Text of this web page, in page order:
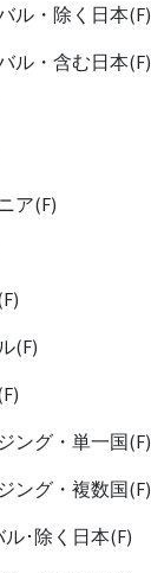
ル・除く日本(F)
ル・含む日本(F)
ア(F)
(F)
ング・単一国(F)
ング・複数国(F)
･除く日本(F)